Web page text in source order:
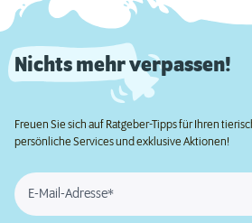
Nichts mehr verpassen!
Freuen Sie sich auf Ratgeber-Tipps für Ihren
persönliche Services und exklusive Aktionen!
E-Mail-Adresse*